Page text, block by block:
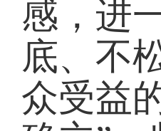
感，进
底、不
众受益